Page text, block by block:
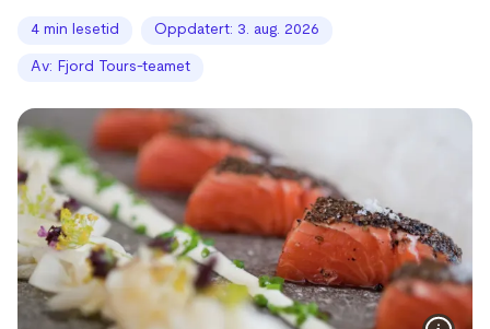
4 min lesetid Oppdatert: 3. aug. 2026
Av: Fjord Tours-teamet